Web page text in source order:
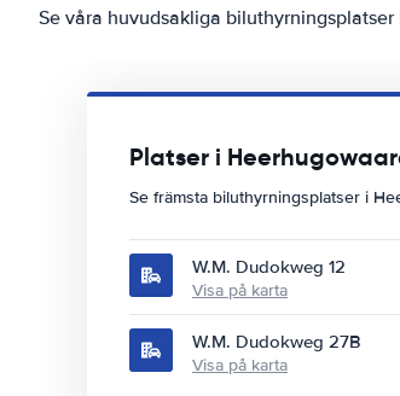
Se våra huvudsakliga
Platser i
Se främsta biluthyrningsplatser i
W.M. Dudokweg 12
Visa på karta
W.M. Dudokweg 27B
Visa på karta